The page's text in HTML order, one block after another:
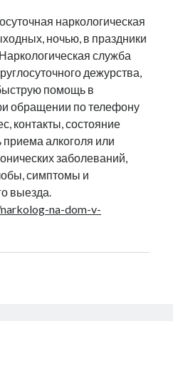
наркологическая
ночью, в праздники
служба
дежурства,
помощь в
обращении по телефону
контакты, состояние
приема алкоголя или
заболеваний,
симптомы и
выезда.
na-dom-v-